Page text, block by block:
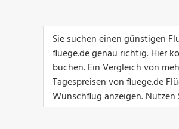
Sie suchen einen günstigen
fluege.de genau richtig. Hier
buchen. Ein Vergleich von
Tagespreisen von fluege.de
Wunschflug anzeigen.